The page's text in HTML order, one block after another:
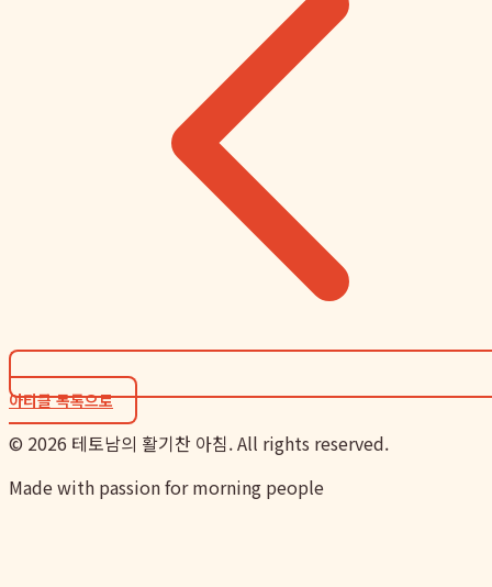
아티클 목록으로
© 2026 테토남의 활기찬 아침. All rights reserved.
Made with passion for morning people